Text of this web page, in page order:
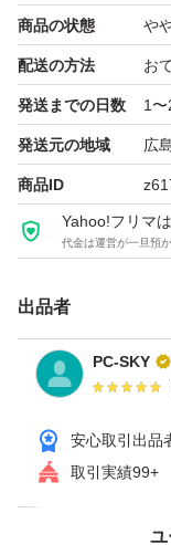
商品の状態 や
配送の方法 お
発送までの日数 1
発送元の地域 広
商品ID
Yahoo!フリマ
代金は運営が一旦預
出品者
PC-SKY
安心取引出品
取引実績99+
ユ
価格の相